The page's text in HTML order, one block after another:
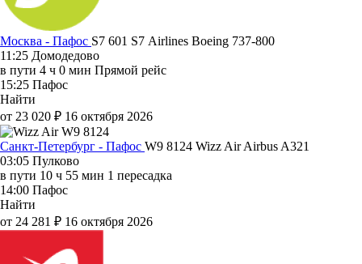
Москва - Пафос S7 601 S7 Airlines Boeing 737-800
11:25 Домодедово
в пути 4 ч 0 мин Прямой рейс
15:25 Пафос
Найти
от 23 020 ₽ 16 октября 2026
Санкт-Петербург - Пафос W9 8124 Wizz AirAirbus A321
03:05 Пулково
в пути 10 ч 55 мин 1 пересадка
14:00 Пафос
Найти
от 24 281 ₽ 16 октября 2026